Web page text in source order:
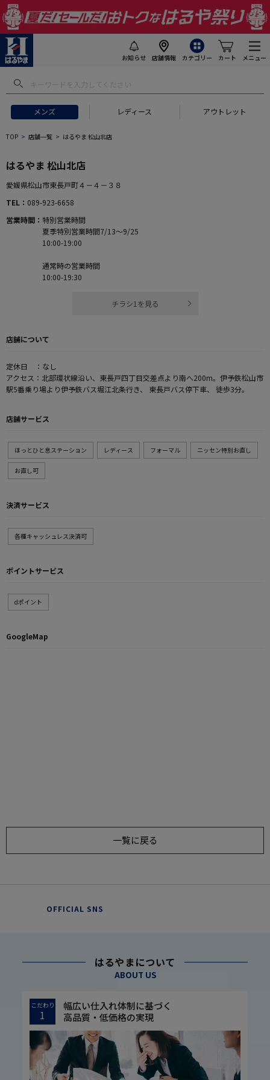
お知らせ 店舗情報 カテゴリー カート メニュー
メンズ レディース アウトレット
TOP 店舗一覧 はるやま 松山北店
はるやま 松山北店
愛媛県松山市東長戸町４－４－３８
TEL
089-923-6658
営業時間
特別営業時間
夏季特別営業時間7/13～9/25
10:00-19:00
通常時の営業時間
10:00-19:30
チラシ1を見る
店舗について
定休日 ：なし
アクセス：北部環状線沿い、東長戸四丁目交差点より南へ200m。伊予鉄松山市
駅5番乗り場より伊予鉄バス堀江北条行き、 東長戸バス停下車、 徒歩3分。
店舗サービス
ほっとひと息ステーション レディース フォーマル ニッセン特別お直し
お直し可
決済サービス
各種キャッシュレス決済可
ポイントサービス
dポイント
GoogleMap
一覧に戻る
OFFICIAL SNS
はるやまについて
ABOUT US
こだわり
1
幅広い仕入れ体制に基づく
高品質・低価格の実現